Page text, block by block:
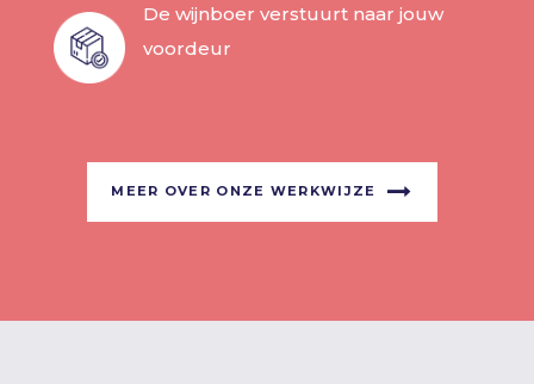
De wijnboer verstuurt naar jouw
voordeur
MEER OVER ONZE WERKWIJZE